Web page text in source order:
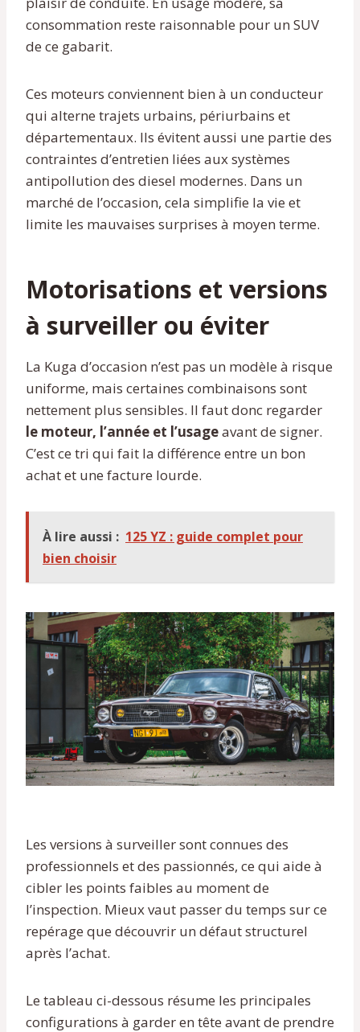
consommation reste raisonnable pour un SUV
de ce gabarit.
Ces moteurs conviennent bien à un conducteur
qui alterne trajets urbains, périurbains et
départementaux. Ils évitent aussi une partie des
contraintes d’entretien liées aux systèmes
antipollution des diesel modernes. Dans un
marché de l’occasion, cela simplifie la vie et
limite les mauvaises surprises à moyen terme.
Motorisations et versions
à surveiller ou éviter
La Kuga d’occasion n’est pas un modèle à risque
uniforme, mais certaines combinaisons sont
nettement plus sensibles. Il faut donc regarder
le moteur, l’année et l’usageavant de signer.
C’est ce tri qui fait la différence entre un bon
achat et une facture lourde.
À lire aussi : 125 YZ : guide complet pour
bien choisir
Les versions à surveiller sont connues des
professionnels et des passionnés, ce qui aide à
cibler les points faibles au moment de
l’inspection. Mieux vaut passer du temps sur ce
repérage que découvrir un défaut structurel
après l’achat.
Le tableau ci-dessous résume les principales
configurations à garder en tête avant de prendre